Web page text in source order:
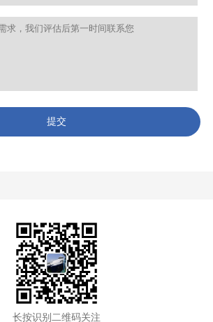
提交
长按识别二维码关注